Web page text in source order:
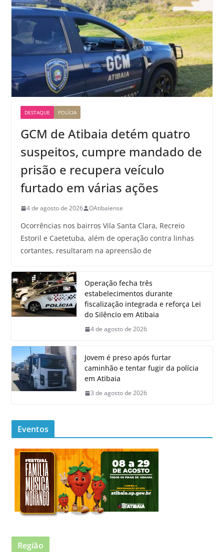
DESTAQUE POLÍCIA
GCM de Atibaia detém quatro
suspeitos, cumpre mandado de
prisão e recupera veículo
furtado em várias ações
4 de agosto de 2026 OAtibaiense
Ocorrências nos bairros Vila Santa Clara, Recreio
Estoril e Caetetuba, além de operação contra linhas
cortantes, resultaram na apreensão de
Operação fecha três
estabelecimentos durante
fiscalização integrada e reforça Lei
do Silêncio em Atibaia
4 de agosto de 2026
Jovem é preso após furtar
caminhão e tentar fugir da polícia
em Atibaia
3 de agosto de 2026
Eventos
Região